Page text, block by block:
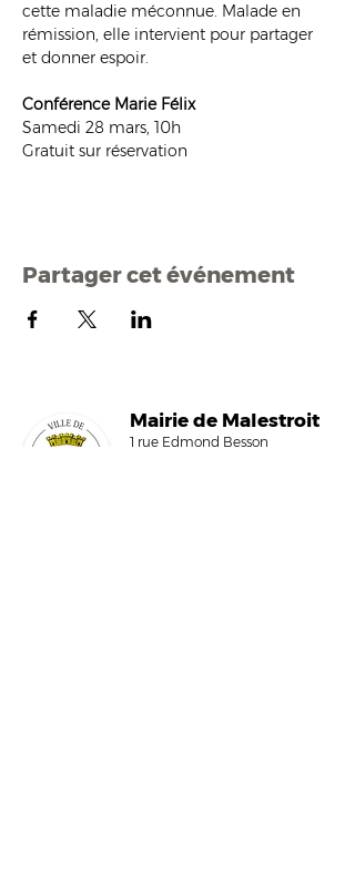
cette maladie méconnue. Malade en
rémission, elle intervient pour partager
et donner espoir.
Conférence Marie Félix
Samedi 28 mars, 10h
Gratuit sur réservation
Partager cet événement
Mairie de Malestroit
1 rue Edmond Besson